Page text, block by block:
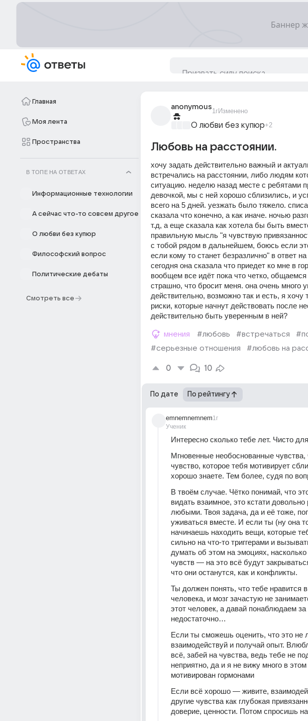
Главная
Моя лента
Пространства
В ТОПЕ НА ОТВЕТАХ
Информационные технологии
А сейчас что-то совсем другое
О любви без купюр
Философский вопрос
Политические дебаты
Смотреть все
anonymous
1гИзменено
О любви без купюр+2
Любовь на расстоянии.
хочу задать действительно важный и
встречались на расстоянии, либо людям
ситуацию. неделю назад месте с ребятами
девочкой, мы с ней хорошо сблизились, и
всего на 5 дней. уезжать было тяжело.
сказала что конечно, а как иначе. ночью
т.д, а еще сказала как хотела бы быть
правильную мысль "я чувствую
с тобой рядом в дальнейшем, боюсь если
если кому то станет безразлично" в ответ
сегодня она сказала что приедет ко мне в
вообщем все идёт пока что четко,
страшно, что бросит меня. она очень много
действительно, возможно так и есть, я
риски, которые начнут действовать после
действительно быть уверенным в ней?
мнения #любовь #встречаться
#серьезные отношения
#любовь на
0 10
По дате По рейтингу
emnemnemnem
Ученик
1г
Интересно сколько тебе лет. Чисто
Мгновенные необоснованные
чувство, которое тебя мотивирует
хорошо знаете. Тем более, судя по
В твоём случае. Чётко понимай, что
видать взаимное, это кстати
любыми. Твоя задача, да и её тоже,
уживаться вместе. И если ты (ну она
начинаешь находить вещи, которые
сильно на что-то триггерами и
думать об этом на эмоциях,
чувств — на это всё будут
что они останутся, как и конфликты.
Ты должен понять, что тебе нравится
человека, и мозг зачастую не
этот человек, а давай понаблюдаем
недостаточно…
Если ты сможешь оценить, что это
взаимодействуй и получай опыт.
всё, забей на чувства, ведь тебе не
неприятно, да и я не вижу много в
мотивирован гормонами
Если всё хорошо — живите,
другие чувства как глубокая
доверие, ценности. Потом спросишь